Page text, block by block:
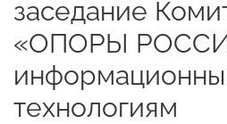
заседание
«ОПОРЫ
технологиям